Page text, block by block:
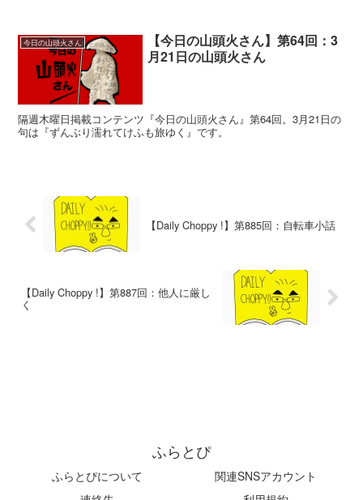
今日の山頭火さん
【今日の山頭火さん】第64回：3
月21日の山頭火さん
隔週木曜日掲載コンテンツ『今日の山頭火さん』第64回。3月21日の
句は『ずんぶり濡れてけふも旅ゆく』です。
【Daily Choppy !】第885回：自転車小話
【Daily Choppy !】第887回：他人に厳し
く
ふらとぴ
ふらとぴについて
関連SNSアカウント